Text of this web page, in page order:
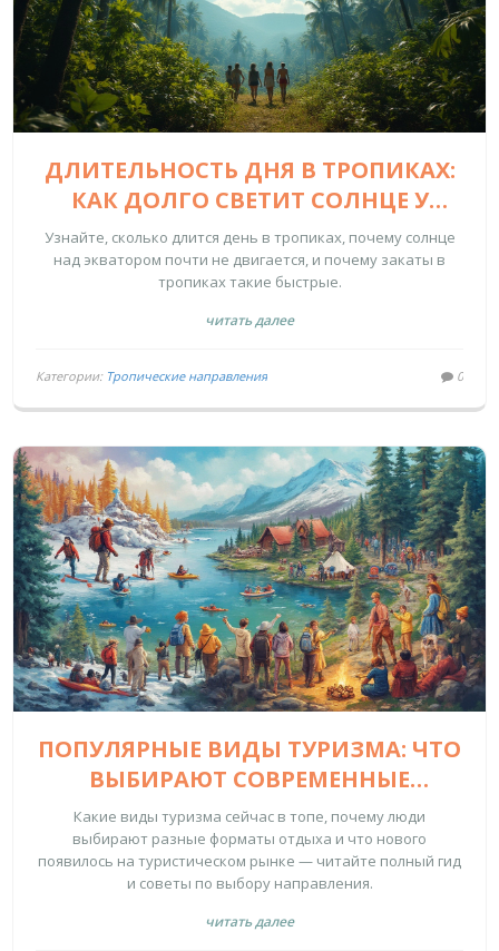
ДЛИТЕЛЬНОСТЬ ДНЯ В ТРОПИКАХ:
КАК ДОЛГО СВЕТИТ СОЛНЦЕ У
ЭКВАТОРА
Узнайте, сколько длится день в тропиках, почему солнце
над экватором почти не двигается, и почему закаты в
тропиках такие быстрые.
читать далее
Категории: Тропические направления 0
ПОПУЛЯРНЫЕ ВИДЫ ТУРИЗМА: ЧТО
ВЫБИРАЮТ СОВРЕМЕННЫЕ
ПУТЕШЕСТВЕННИКИ
Какие виды туризма сейчас в топе, почему люди
выбирают разные форматы отдыха и что нового
появилось на туристическом рынке — читайте полный гид
и советы по выбору направления.
читать далее